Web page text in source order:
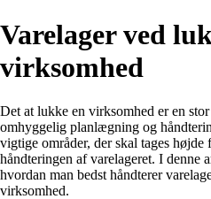
Varelager ved
virksomhed
Det at lukke en virksomhed er en
omhyggelig planlægning og
vigtige områder, der skal tages
håndteringen af varelageret. I denne
hvordan man bedst håndterer
virksomhed.